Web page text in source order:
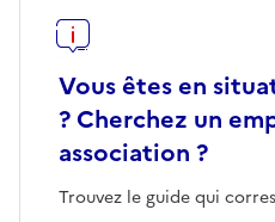
Vous êtes en
? Cherchez un
association ?
Trouvez le guide qui